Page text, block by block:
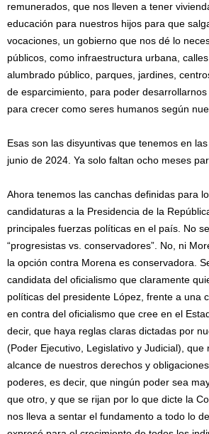
remunerados, que nos lleven a tener
educación para nuestros hijos para que
vocaciones, un gobierno que nos dé lo
públicos, como infraestructura urbana,
alumbrado público, parques, jardines,
de esparcimiento, para poder
para crecer como seres humanos según
Esas son las disyuntivas que tenemos en
junio de 2024. Ya solo faltan ocho meses
Ahora tenemos las canchas definidas para
candidaturas a la Presidencia de la
principales fuerzas políticas en el país. No
“progresistas vs. conservadores”. No, ni
la opción contra Morena es conservadora.
candidata del oficialismo que claramente
políticas del presidente López, frente a una
en contra del oficialismo que cree en el
decir, que haya reglas claras dictadas por
(Poder Ejecutivo, Legislativo y Judicial), que
alcance de nuestros derechos y
poderes, es decir, que ningún poder sea
que otro, y que se rijan por lo que dicte la
nos lleva a sentar el fundamento a todo lo